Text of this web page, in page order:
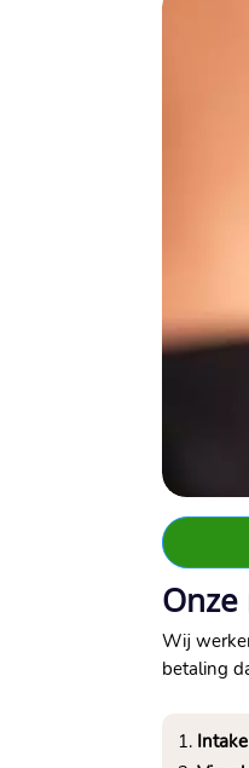
Wij
betaling